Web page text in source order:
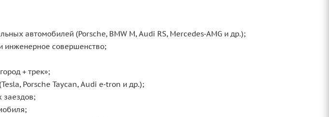
автомобилей (Porsche, BMW M, Audi RS, Mercedes‑AMG и др.);
инженерное совершенство;
+ трек»;
Porsche Taycan, Audi e‑tron и др.);
заездов;